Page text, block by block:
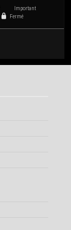
Important
Fermé